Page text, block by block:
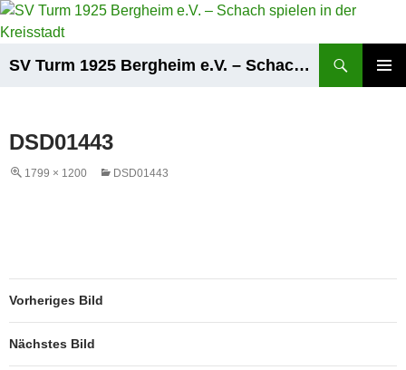
Zum
Inhalt
SV Turm 1925 Bergheim e.V. – Schach spielen in der Kreisstadt
DSD01443
1799 × 1200 DSD01443
Vorheriges Bild
Nächstes Bild